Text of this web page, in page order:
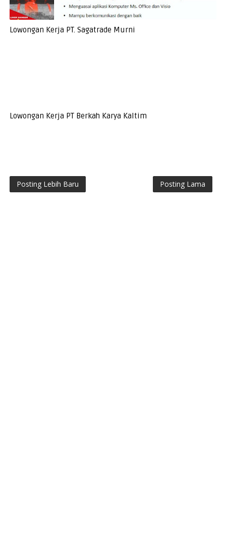
Lowongan Kerja PT. Sagatrade Murni
Lowongan Kerja PT Berkah Karya Kaltim
Posting Lebih Baru Posting Lama